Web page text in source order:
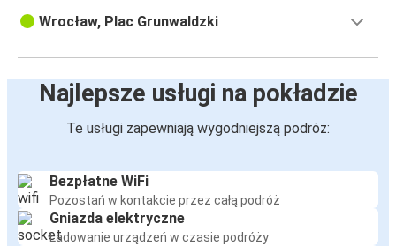
Wrocław, Plac Grunwaldzki
Najlepsze usługi na pokładzie
Te usługi zapewniają wygodniejszą podróż:
Bezpłatne WiFi
Pozostań w kontakcie przez całą podróż
Gniazda elektryczne
Ładowanie urządzeń w czasie podróży